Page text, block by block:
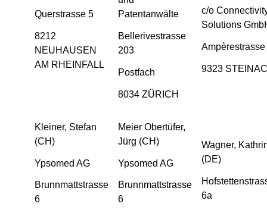
Querstrasse 5
8212
NEUHAUSEN
AM RHEINFALL
Patentanwälte
Bellerivestrasse
203
Postfach
8034 ZÜRICH
c/o
Solutions
Ampèrestrasse
9323
Kleiner, Stefan
(CH)
Ypsomed AG
Brunnmattstrasse
6
Meier Obertüfer,
Jürg (CH)
Ypsomed AG
Brunnmattstrasse
6
Wagner,
(DE)
6a